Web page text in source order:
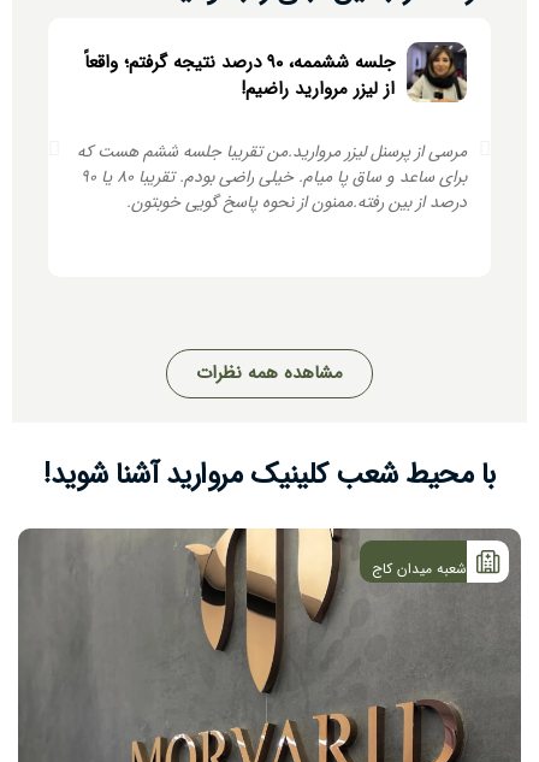
مرسی از پرسنل لیزر مروارید.من تقریبا جلسه ششم هست که
برای ساعد و ساق پا میام. خیلی راضی بودم. تقریبا 80 یا 90
درصد از بین رفته.ممنون از نحوه پاسخ گویی خوبتون.
جلسه ششممه، ۹۰ درصد نتیجه گرفتم؛ واقعاً
از لیزر مروارید راضیم!
مشاهده همه نظرات
با محیط شعب کلینیکمرواریدآشنا شوید!
شعبه میدان کاج